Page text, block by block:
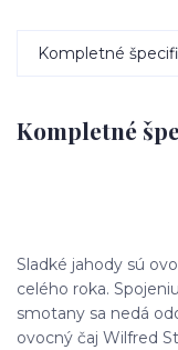
Kompletné
Kompletné
Sladké jahody sú
celého roka.
smotany sa nedá
ovocný čaj Wilfred